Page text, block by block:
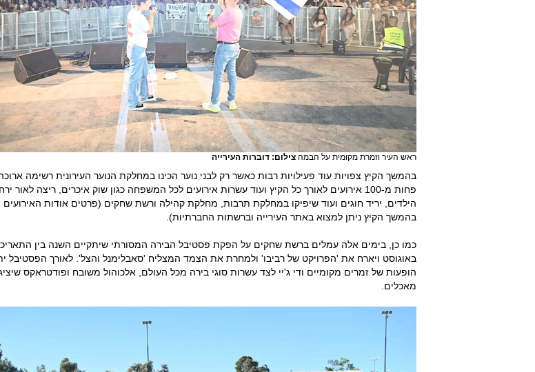
ראש העיר וזמרת מקומית על הבמה צילום: דוברות העירייה
בהמשך הקיץ צפויות עוד פעילויות רבות כאשר רק לבני נוער הכינו במחלקת הנוער העירונית רשימה
פחות מ-100 אירועים לאורך כל הקיץ ועוד עשרות אירועים לכל המשפחה כגון שוק איכרים, ריצה לאור
הילדים, יריד חוגים ועוד שיפיקו במחלקת תרבות, מחלקת קהילה ורשת שחקים (פרטים אודות האירועים
בהמשך הקיץ ניתן למצוא באתר העירייה וברשתות החברתיות).
באוגוסט ויארח את 'הפרויקט של רביבו' ולמחרת את הצמד המצליח 'סאבלימנל והצל'. לאורך הפסטיבל
הופעות של זמרים מקומיים ודי ג'יי לצד עשרות סוגי בירה מכל העולם, אלכוהול משובח ופודטראקס
מאכלים.